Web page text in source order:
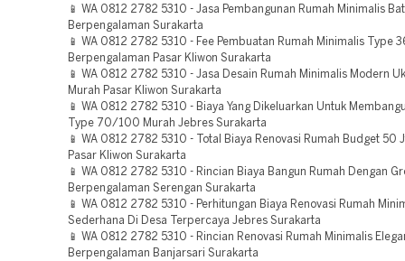
📱 WA 0812 2782 5310 - Jasa Pembangunan Rumah Minimalis
Berpengalaman Surakarta
📱 WA 0812 2782 5310 - Fee Pembuatan Rumah Minimalis Type
Berpengalaman Pasar Kliwon Surakarta
📱 WA 0812 2782 5310 - Jasa Desain Rumah Minimalis Modern
Murah Pasar Kliwon Surakarta
📱 WA 0812 2782 5310 - Biaya Yang Dikeluarkan Untuk
Type 70/100 Murah Jebres Surakarta
📱 WA 0812 2782 5310 - Total Biaya Renovasi Rumah Budget 50
Pasar Kliwon Surakarta
📱 WA 0812 2782 5310 - Rincian Biaya Bangun Rumah Dengan
Berpengalaman Serengan Surakarta
📱 WA 0812 2782 5310 - Perhitungan Biaya Renovasi Rumah
Sederhana Di Desa Terpercaya Jebres Surakarta
📱 WA 0812 2782 5310 - Rincian Renovasi Rumah Minimalis
Berpengalaman Banjarsari Surakarta